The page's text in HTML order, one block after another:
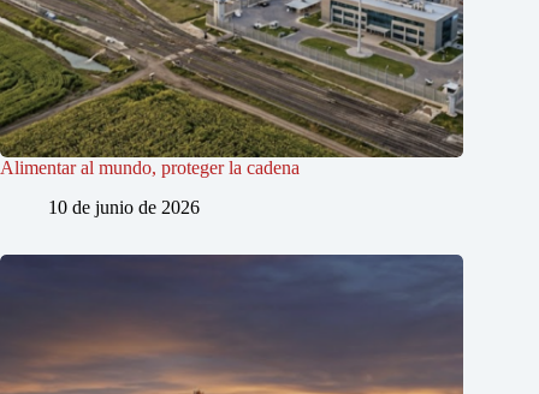
Alimentar al mundo, proteger la cadena
10 de junio de 2026